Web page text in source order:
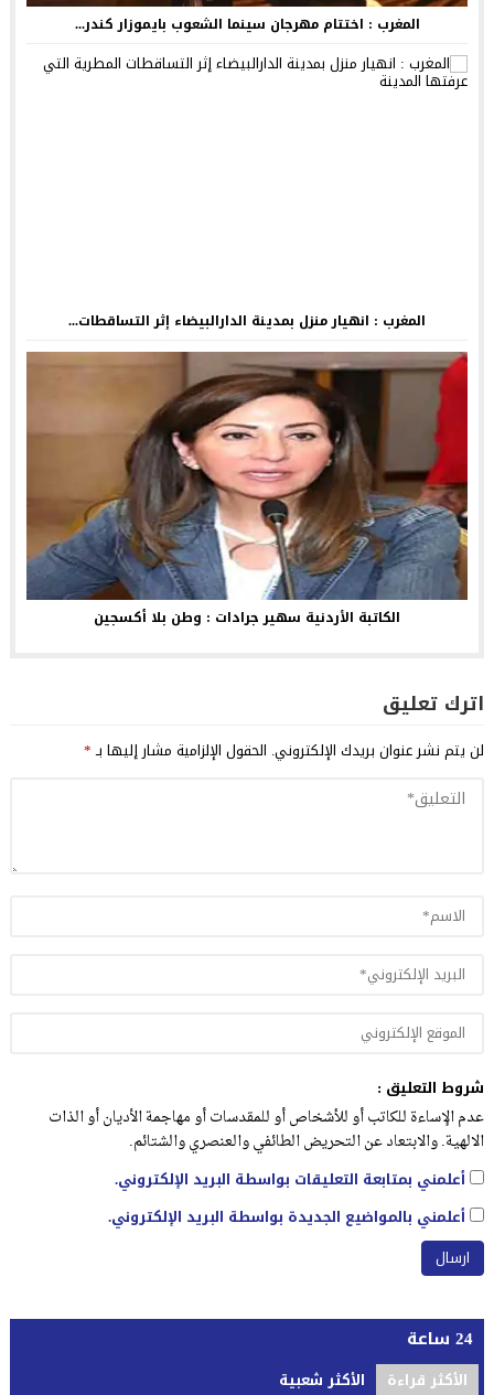
المغرب : اختتام مهرجان سينما الشعوب بايموزار كندر...
المغرب : انهيار منزل بمدينة الدارالبيضاء إثر التساقطات...
الكاتبة الأردنية سهير جرادات : وطن بلا أكسجين
اترك تعليق
لن يتم نشر عنوان بريدك الإلكتروني. الحقول الإلزامية مشار إليها بـ*
شروط التعليق :
عدم الإساءة للكاتب أو للأشخاص أو للمقدسات أو مهاجمة الأديان أو الذات
الالهية. والابتعاد عن التحريض الطائفي والعنصري والشتائم.
أعلمني بمتابعة التعليقات بواسطة البريد الإلكتروني.
أعلمني بالمواضيع الجديدة بواسطة البريد الإلكتروني.
24 ساعة
الأكثر قراءة الأكثر شعبية